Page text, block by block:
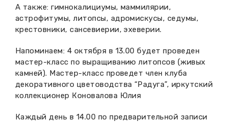
Прейскурант
Партнеры
Дирекция
А также: гимнокалициумы, маммилярии,
астрофитумы, литопсы, адромискусы, седумы,
крестовники, сансевиерии, эхеверии.
Напоминаем: 4 октября в 13.00 будет проведен
мастер-класс по выращиванию литопсов (живых
камней). Мастер-класс проведет член клуба
декоративного цветоводства “Радуга”, иркутский
коллекционер Коновалова Юлия
Каждый день в 14.00 по предварительной записи